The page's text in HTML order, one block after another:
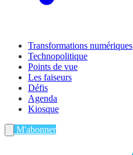
Transformations numériques
Technopolitique
Points de vue
Les faiseurs
Défis
Agenda
Kiosque
M'abonner